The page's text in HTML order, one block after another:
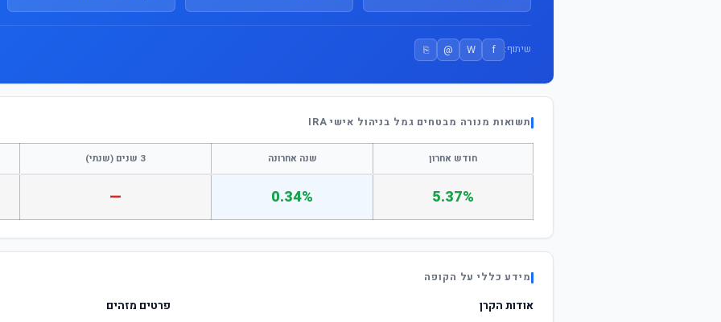
שיתוף: f
W
@
⎘
תשואות מנורה מבטחים גמל בניהול אישי IRA
חודש אחרון שנה אחרונה 3 שנים (שנתי)
5.37%
0.34%
—
מידע כללי על הקופה
אודות הקרן
פרטים מזהים